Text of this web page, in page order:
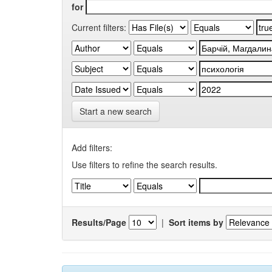
for
Current filters:
Start a new search
Add filters:
Use filters to refine the search results.
Results/Page | Sort items by